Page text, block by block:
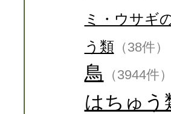
ミ・ウサギ
う類 （38件）
鳥 （3944件）
はちゅう